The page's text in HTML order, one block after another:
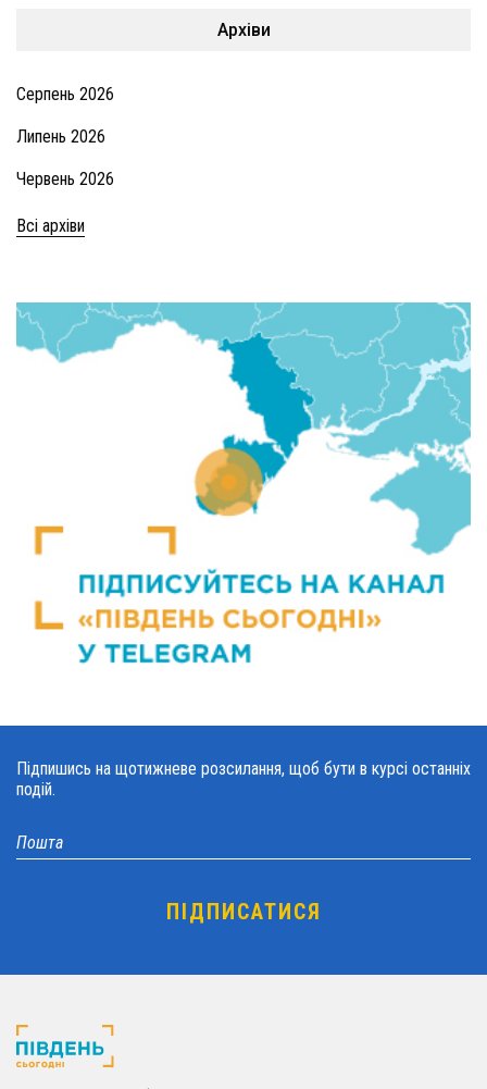
Архіви
Серпень 2026
Липень 2026
Червень 2026
Всі архіви
Підпишись на щотижневе розсилання, щоб бути в курсі останніх
подій.